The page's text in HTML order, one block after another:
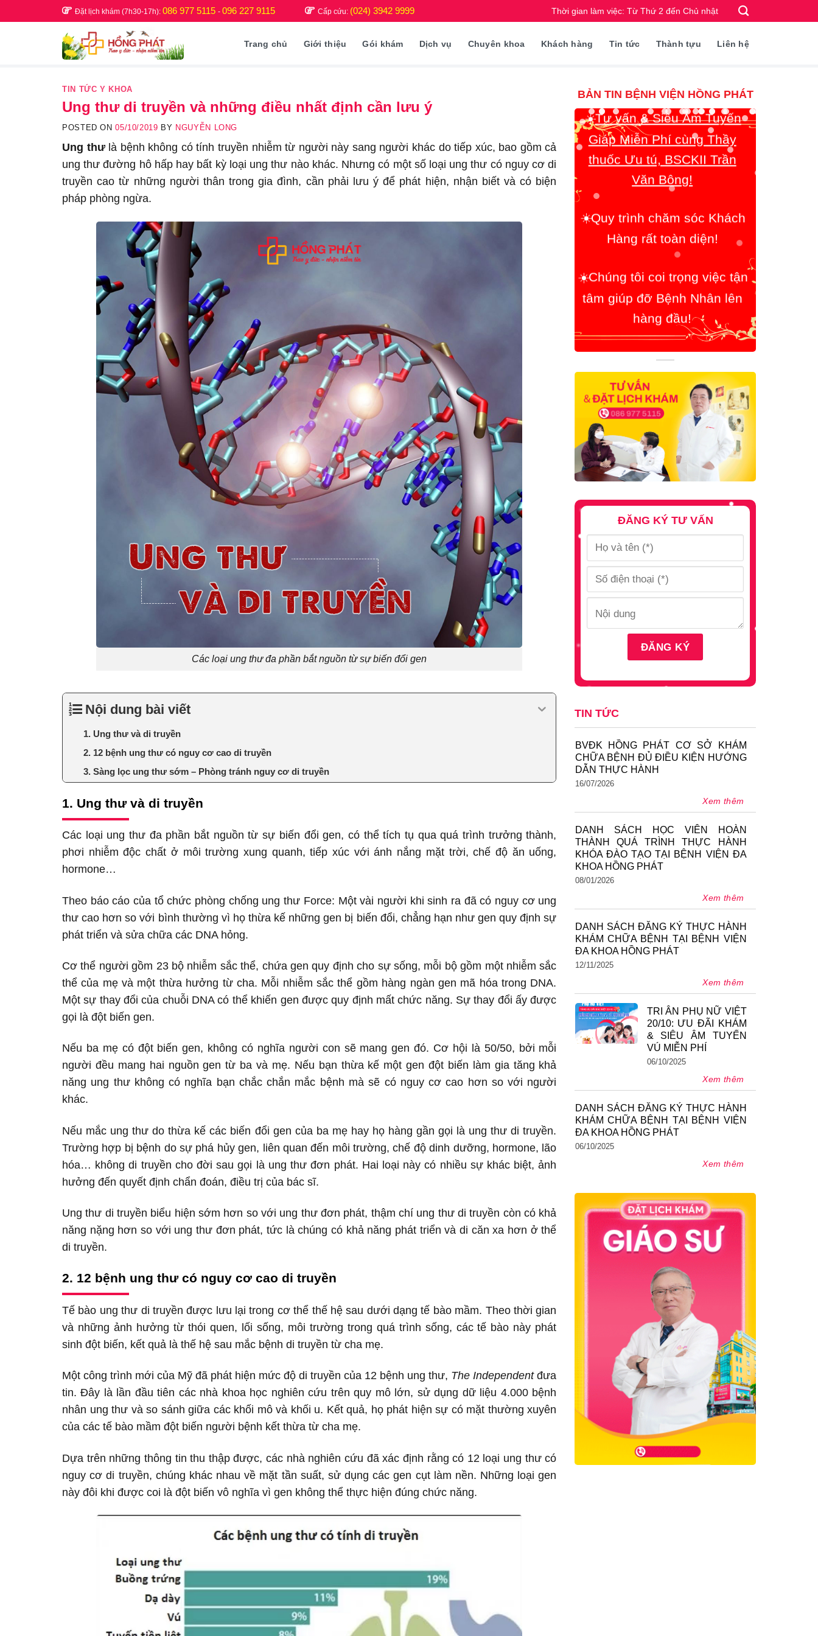
to
Đặt lịch khám (7h30-17h): 086 977 5115 - 096 227 9115 Cấp cứu: (024) 3942 9999 Thời gian làm việc: Từ Thứ 2 đến Chủ nhật
Trang chủ Giới thiệu Gói khám Dịch vụ Chuyên khoa Khách hàng Tin tức Thành tựu Liên hệ
TIN TỨC Y KHOA
Ung thư di truyền và những điều nhất định cần lưu ý
POSTED ON05/10/2019 BY NGUYỄN LONG
Ung thưlà bệnh không có tính truyền nhiễm từ người này sang người khác do tiếp xúc, bao gồm cả
ung thư đường hô hấp hay bất kỳ loại ung thư nào khác. Nhưng có một số loại ung thư có nguy cơ di
truyền cao từ những người thân trong gia đình, cần phải lưu ý để phát hiện, nhận biết và có biện
pháp phòng ngừa.
Các loại ung thư đa phần bắt nguồn từ sự biến đổi gen
Nội dung bài viết
1. Ung thư và di truyền
2. 12 bệnh ung thư có nguy cơ cao di truyền
3. Sàng lọc ung thư sớm – Phòng tránh nguy cơ di truyền
1. Ung thư và di truyền
Các loại ung thư đa phần bắt nguồn từ sự biến đổi gen, có thể tích tụ qua quá trình trưởng thành,
phơi nhiễm độc chất ở môi trường xung quanh, tiếp xúc với ánh nắng mặt trời, chế độ ăn uống,
hormone…
Theo báo cáo của tổ chức phòng chống ung thư Force: Một vài người khi sinh ra đã có nguy cơ ung
thư cao hơn so với bình thường vì họ thừa kế những gen bị biến đổi, chẳng hạn như gen quy định sự
phát triển và sửa chữa các DNA hỏng.
Cơ thể người gồm 23 bộ nhiễm sắc thể, chứa gen quy định cho sự sống, mỗi bộ gồm một nhiễm sắc
thể của mẹ và một thừa hưởng từ cha. Mỗi nhiễm sắc thể gồm hàng ngàn gen mã hóa trong DNA.
Một sự thay đổi của chuỗi DNA có thể khiến gen được quy định mất chức năng. Sự thay đổi ấy được
gọi là đột biến gen.
Nếu ba mẹ có đột biến gen, không có nghĩa người con sẽ mang gen đó. Cơ hội là 50/50, bởi mỗi
người đều mang hai nguồn gen từ ba và mẹ. Nếu bạn thừa kế một gen đột biến làm gia tăng khả
năng ung thư không có nghĩa bạn chắc chắn mắc bệnh mà sẽ có nguy cơ cao hơn so với người
khác.
Nếu mắc ung thư do thừa kế các biến đổi gen của ba mẹ hay họ hàng gần gọi là ung thư di truyền.
Trường hợp bị bệnh do sự phá hủy gen, liên quan đến môi trường, chế độ dinh dưỡng, hormone, lão
hóa… không di truyền cho đời sau gọi là ung thư đơn phát. Hai loại này có nhiều sự khác biệt, ảnh
hưởng đến quyết định chẩn đoán, điều trị của bác sĩ.
Ung thư di truyền biểu hiện sớm hơn so với ung thư đơn phát, thậm chí ung thư di truyền còn có khả
năng nặng hơn so với ung thư đơn phát, tức là chúng có khả năng phát triển và di căn xa hơn ở thể
di truyền.
2. 12 bệnh ung thư có nguy cơ cao di truyền
Tế bào ung thư di truyền được lưu lại trong cơ thể thế hệ sau dưới dạng tế bào mầm. Theo thời gian
và những ảnh hưởng từ thói quen, lối sống, môi trường trong quá trình sống, các tế bào này phát
sinh đột biến, kết quả là thế hệ sau mắc bệnh di truyền từ cha mẹ.
Một công trình mới của Mỹ đã phát hiện mức độ di truyền của 12 bệnh ung thư, The Independentđưa
tin. Đây là lần đầu tiên các nhà khoa học nghiên cứu trên quy mô lớn, sử dụng dữ liệu 4.000 bệnh
nhân ung thư và so sánh giữa các khối mô và khối u. Kết quả, họ phát hiện sự có mặt thường xuyên
của các tế bào mầm đột biến người bệnh kết thừa từ cha mẹ.
Dựa trên những thông tin thu thập được, các nhà nghiên cứu đã xác định rằng có 12 loại ung thư có
nguy cơ di truyền, chúng khác nhau về mặt tần suất, sử dụng các gen cụt làm nền. Những loại gen
này đôi khi được coi là đột biến vô nghĩa vì gen không thể thực hiện đúng chức năng.
BẢN TIN BỆNH VIỆN HỒNG PHÁT
Giáp Miễn Phí cùng Thầy
thuốc Ưu tú, BSCKII Trần
Văn Bông!
☀️Quy trình chăm sóc Khách
Hàng rất toàn diện!
☀️Chúng tôi coi trọng việc tận
tâm giúp đỡ Bệnh Nhân lên
ĐĂNG KÝ TƯ VẤN
TIN TỨC
BVĐK HỒNG PHÁT CƠ SỞ KHÁM
CHỮA BỆNH ĐỦ ĐIỀU KIỆN HƯỚNG
DẪN THỰC HÀNH
16/07/2026
Xem thêm
DANH SÁCH HỌC VIÊN HOÀN
THÀNH QUÁ TRÌNH THỰC HÀNH
KHÓA ĐÀO TẠO TẠI BỆNH VIỆN ĐA
KHOA HỒNG PHÁT
08/01/2026
Xem thêm
DANH SÁCH ĐĂNG KÝ THỰC HÀNH
KHÁM CHỮA BỆNH TẠI BỆNH VIỆN
ĐA KHOA HỒNG PHÁT
12/11/2025
Xem thêm
TRI ÂN PHỤ NỮ VIỆT
20/10: ƯU ĐÃI KHÁM
& SIÊU ÂM TUYẾN
VÚ MIỄN PHÍ
06/10/2025
Xem thêm
DANH SÁCH ĐĂNG KÝ THỰC HÀNH
KHÁM CHỮA BỆNH TẠI BỆNH VIỆN
ĐA KHOA HỒNG PHÁT
06/10/2025
Xem thêm